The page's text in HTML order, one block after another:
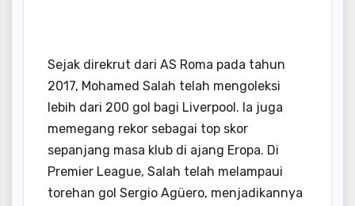
Sejak direkrut dari AS Roma pada tahun
2017, Mohamed Salah telah mengoleksi
lebih dari 200 gol bagi Liverpool. Ia juga
memegang rekor sebagai top skor
sepanjang masa klub di ajang Eropa. Di
Premier League, Salah telah melampaui
torehan gol Sergio Agüero, menjadikannya